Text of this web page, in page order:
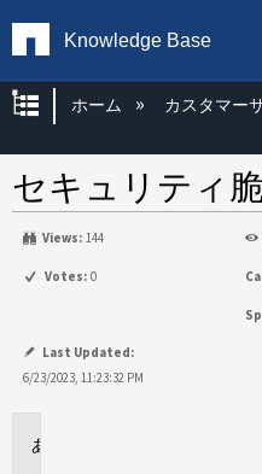
Knowledge Base
グローバル階層
ホーム カスタマー
セキュリティ
Views: 144
Votes: 0
Last Updated:
6/23/2023, 11:23:32 PM